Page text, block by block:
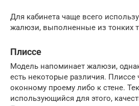
Для кабинета чаще всего
жалюзи, выполненные из тонких
Плиссе
Модель напоминает жалюзи,
есть некоторые различия. Плиссе
оконному проему либо к стене.
использующийся для этого,